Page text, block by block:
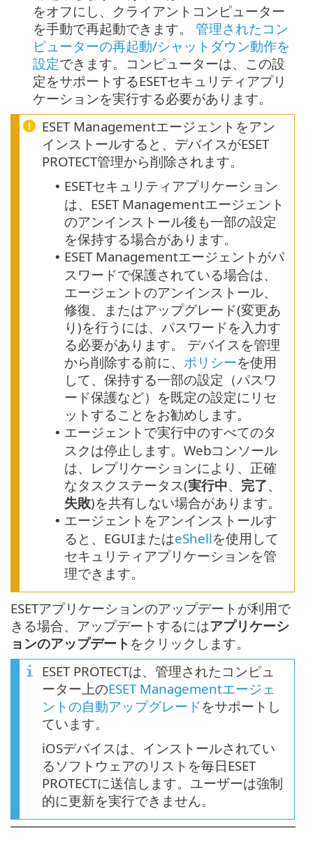
をオフにし、クライアントコンピューター
を手動で再起動できます。 管理されたコン
ピューターの再起動/シャットダウン動作を
設定できます。コンピューターは、この設
定をサポートするESETセキュリティアプリ
ケーションを実行する必要があります。
ESET Managementエージェントをアン
インストールすると、デバイスがESET
PROTECT管理から削除されます。
• ESETセキュリティアプリケーション
は、ESET Managementエージェント
のアンインストール後も一部の設定
を保持する場合があります。
• ESET Managementエージェントがパ
スワードで保護されている場合は、
エージェントのアンインストール、
修復、またはアップグレード(変更あ
り)を行うには、パスワードを入力す
る必要があります。
デバイスを管理
から削除する前に、 ポリシーを使用
して、保持する一部の設定（パスワ
ード保護など）を既定の設定にリセ
ットすることをお勧めします。
• エージェントで実行中のすべてのタ
スクは停止します。Webコンソール
は、レプリケーションにより、正確
なタスクステータス(実行中、 完了、
失敗)を共有しない場合があります。
• エージェントをアンインストールす
ると、EGUIまたはeShellを使用して
セキュリティアプリケーションを管
理できます。
ESETアプリケーションのアップデートが利用で
きる場合、アップデートするにはアプリケーシ
ョンのアップデート をクリックします。
ESET PROTECTは、管理されたコンピュ
ーター上のESET Managementエージェ
ントの自動アップグレードをサポートし
ています。
iOSデバイスは、インストールされてい
るソフトウェアのリストを毎日ESET
PROTECTに送信します。ユーザーは強制
的に更新を実行できません。